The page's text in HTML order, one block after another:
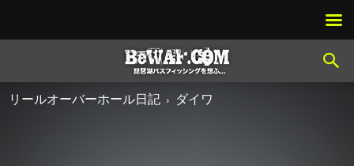
リールオーバーホール日記 ダイワ